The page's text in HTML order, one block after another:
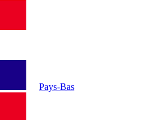
Pays-Bas